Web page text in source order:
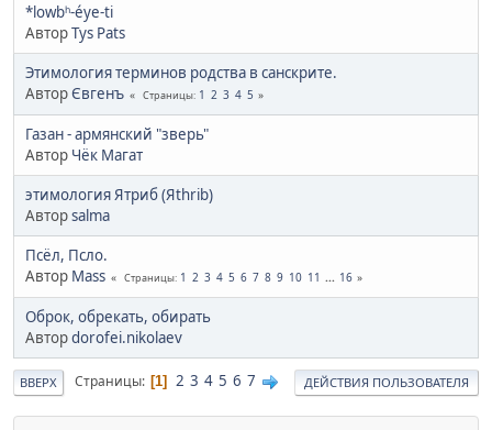
*lowbʰ-éye-ti
АвторTys Pats
Этимология терминов родства в санскрите.
АвторЄвгенъ Страницы 1 2 3 4 5
Газан - армянский "зверь"
Автор Чёк Магат
этимология Ятриб (Яthrib)
Авторsalma
Псёл, Псло.
Автор Mass Страницы 1 2 3 4 5 6 7 8 9 10 11 ... 16
Оброк, обрекать, обирать
Авторdorofei.nikolaev
ВВЕРХ Страницы 1 2 3 4 5 6 7 ДЕЙСТВИЯ ПОЛЬЗОВАТЕЛЯ